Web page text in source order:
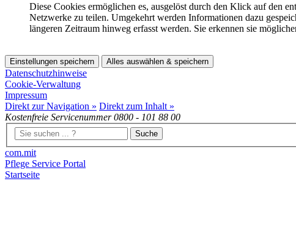
Diese Cookies ermöglichen es, ausgelöst durch den Klick auf den
Netzwerke zu teilen. Umgekehrt werden Informationen dazu
längeren Zeitraum hinweg erfasst werden. Sie erkennen sie
Einstellungen speichern Alles auswählen & speichern
Datenschutzhinweise
Cookie-Verwaltung
Impressum
Direkt zur Navigation » Direkt zum Inhalt »
Kostenfreie Servicenummer0800 - 101 88 00
Suche
com.mit
Pflege Service Portal
Startseite